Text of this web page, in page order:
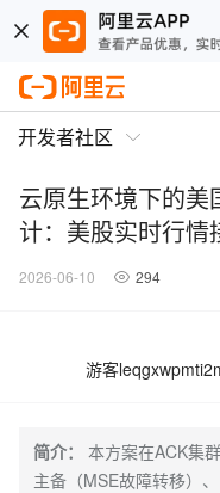
开发者社区
云原生环境下的美
计：美股实时行情
2026-06-10 294
游客
简介：
本方案在ACK集
主备（MSE故障转移）